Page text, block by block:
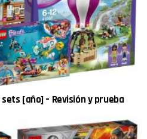
sets [año] – Revisión y prueba